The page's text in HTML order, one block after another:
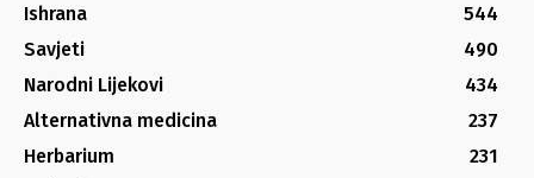
Ishrana
544
Savjeti
490
Narodni Lijekovi
434
Alternativna medicina
237
Herbarium
231